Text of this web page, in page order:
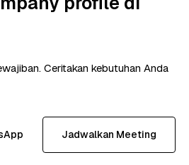
Ceritakan kebutuhan Anda
Jadwalkan Meeting